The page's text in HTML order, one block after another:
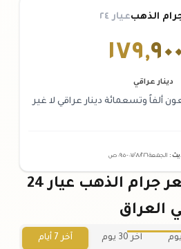
الذهبعيار ٢٤
١٧٩,
دينار عراقي
وتسعمائة دينار عراقي لا غير
: الجمعة ٠٧ /٠٨/٢٠٢٦ - ٠٩:٠٥ ص
رسم بياني لسعر جرام الذهب عيار 24
العراق
آخر 30 يوم آخر 7 أيام